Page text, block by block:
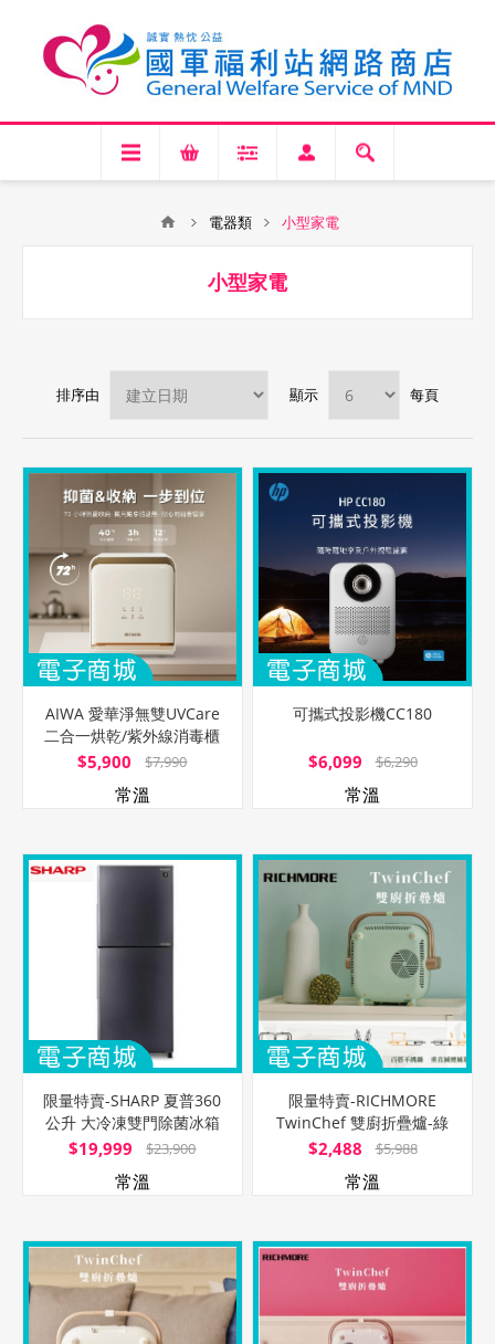
電器類 小型家電
小型家電
排序由 顯示 每頁
AIWA 愛華淨無雙UVCare
二合一烘乾/紫外線消毒櫃
AW-UVC24P
$5,900 $7,990
常溫
可攜式投影機CC180
$6,099 $6,290
常溫
限量特賣-SHARP 夏普360
公升 大冷凍雙門除菌冰箱
SJ-PX36-SL (曜岩灰)/含基
$19,999 $23,900
常溫
限量特賣-RICHMORE
TwinChef 雙廚折疊爐-綠
(平烤盤+圓格盤雙盤組)
$2,488 $5,988
常溫